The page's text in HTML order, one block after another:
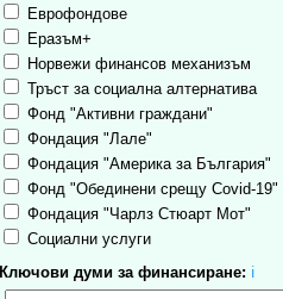
Еврофондове
Еразъм+
Норвежи финансов механизъм
Тръст за социална алтернатива
Фонд "Активни граждани"
Фондация "Лале"
Фондация "Америка за България"
Фонд "Обединени срещу Covid-19"
Фондация "Чарлз Стюарт Мот"
Социални услуги
Ключови думи за финансиране: ℹ